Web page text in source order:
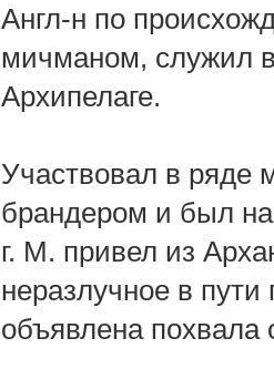
Англ-н по
мичманом, служил
Архипелаге.
Участвовал в ряде
брандером и был
г. М. привел из
неразлучное в
объявлена похвала